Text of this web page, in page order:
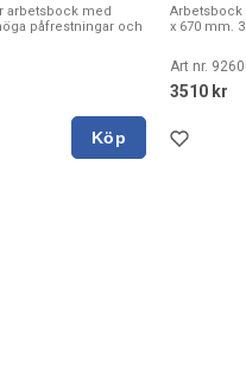
arbetsbock med
påfrestningar och
Köp
Arbetsbock
x 670 mm.
Art nr.
3510 kr